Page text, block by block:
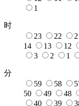
1
时
23
22
14
13 12
3
2 1
分
59
58
50
49 48
40
39